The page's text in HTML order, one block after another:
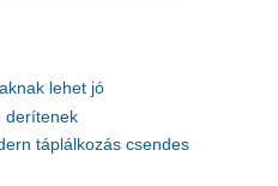
lehet jó
derítenek
táplálkozás csendes